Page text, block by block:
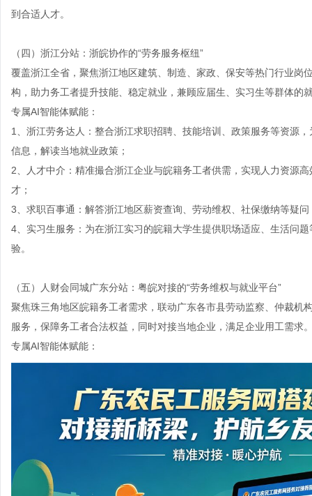
到合适人才。
（四）浙江分站：浙皖协作的“劳务服务枢纽”
覆盖浙江全省，聚焦浙江地区建筑、制造、家政、保安等热门行业岗
构，助力务工者提升技能、稳定就业，兼顾应届生、实习生等群体的
专属AI智能体赋能：
1、浙江劳务达人：整合浙江求职招聘、技能培训、政策服务等资源
信息，解读当地就业政策；
2、人才中介：精准撮合浙江企业与皖籍务工者供需，实现人力资源
才；
3、求职百事通：解答浙江地区薪资查询、劳动维权、社保缴纳等疑
4、实习生服务：为在浙江实习的皖籍大学生提供职场适应、生活问
验。
（五） 人财会同城广东分站 ：粤皖对接的“劳务维权与就业平台”
聚焦珠三角地区皖籍务工者需求，联动广东各市县劳动监察、仲裁机
服务，保障务工者合法权益，同时对接当地企业，满足企业用工需求
专属AI智能体赋能：